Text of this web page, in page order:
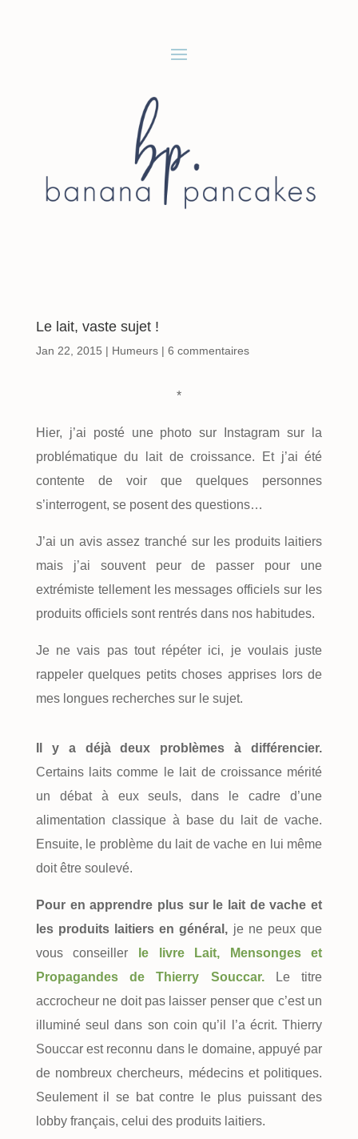
Le lait, vaste sujet !
Jan 22, 2015 | Humeurs| 6 commentaires
*
Hier, j’ai posté une photo sur Instagram sur la
problématique du lait de croissance. Et j’ai été
contente de voir que quelques personnes
s’interrogent, se posent des questions…
J’ai un avis assez tranché sur les produits laitiers
mais j’ai souvent peur de passer pour une
extrémiste tellement les messages officiels sur les
produits officiels sont rentrés dans nos habitudes.
Je ne vais pas tout répéter ici, je voulais juste
rappeler quelques petits choses apprises lors de
mes longues recherches sur le sujet.
Il y a déjà deux problèmes à différencier.
Certains laits comme le lait de croissance mérité
un débat à eux seuls, dans le cadre d’une
alimentation classique à base du lait de vache.
Ensuite, le problème du lait de vache en lui même
doit être soulevé.
Pour en apprendre plus sur le lait de vache et
les produits laitiers en général, je ne peux que
vous conseiller
le livre Lait, Mensonges et
Propagandes de Thierry Souccar.Le titre
accrocheur ne doit pas laisser penser que c’est un
illuminé seul dans son coin qu’il l’a écrit. Thierry
Souccar est reconnu dans le domaine, appuyé par
de nombreux chercheurs, médecins et politiques.
Seulement il se bat contre le plus puissant des
lobby français, celui des produits laitiers.